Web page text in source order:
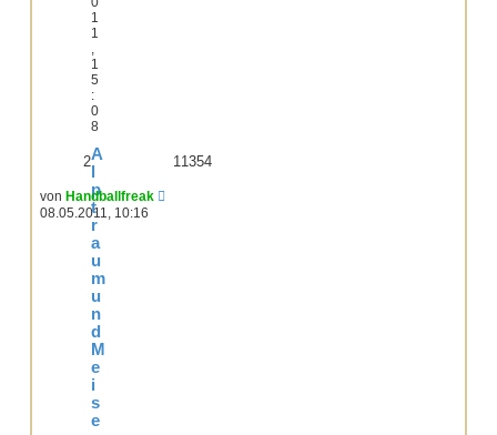
1
1
1
5
:
0
8
A
p
t
r
a
u
m
u
n
d
M
e
i
s
e
2 11354
vonHandballfreak
08.05.2011, 10:16